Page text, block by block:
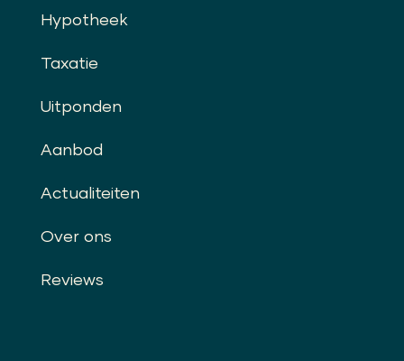
Hypotheek
Taxatie
Uitponden
Aanbod
Actualiteiten
Over ons
Reviews